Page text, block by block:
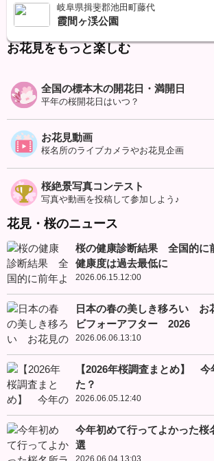
岐阜県揖斐郡池田町藤代
霞間ヶ渓公園
お花見をもっと楽しむ
全国の標本木の開花日・満開日
平年の桜開花日はいつ？
お花見動画
桜名所のライブカメラやお花見企画
桜絶景写真コンテスト
写真や動画を投稿して参加しよう♪
花見・桜のニュース
桜の健康診断結果 全国的に
健康度は過去最低に
2026.06.15.12:00
日本の春の美しき移ろい お
ビフォーアフター 2026
2026.06.06.13:10
【2026年桜調査まとめ】 今
た？
2026.06.05.12:40
今年初めて行ってよかった桜
選
2026.06.04.13:03